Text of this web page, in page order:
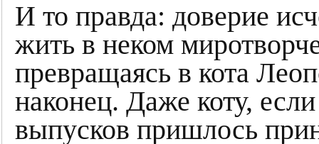
И то правда: доверие
жить в неком
превращаясь в кота
наконец. Даже коту,
выпусков пришлось